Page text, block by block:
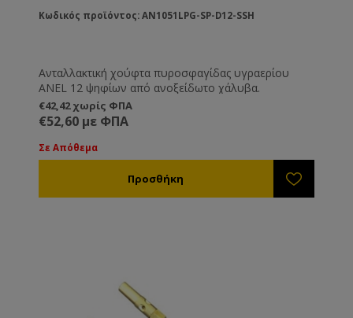
Κωδικός προϊόντος: AN1051LPG-SP-D12-SSH
Ανταλλακτική χούφτα πυροσφαγίδας υγραερίου
ANEL 12 ψηφίων από ανοξείδωτο χάλυβα.
€42,42 χωρίς ΦΠΑ
€52,60 με ΦΠΑ
Σε Απόθεμα